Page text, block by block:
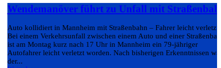
Wendemanöver führt zu Unfall mit
Auto kollidiert in Mannheim mit Straßenbahn – Fahrer leicht verletzt
Bei einem Verkehrsunfall zwischen einem Auto und einer
ist am Montag kurz nach 17 Uhr in Mannheim ein 79-jähriger
Autofahrer leicht verletzt worden. Nach bisherigen Erkenntnissen
der...